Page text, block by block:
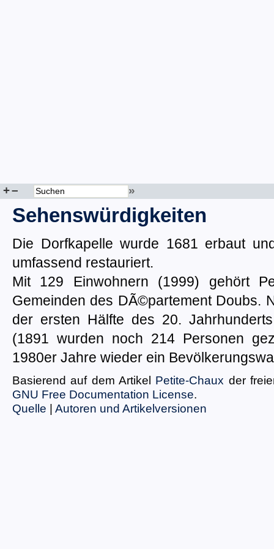
+– »
Sehenswürdigkeiten
Die Dorfkapelle wurde 1681 erbaut
umfassend restauriert.
Mit 129 Einwohnern (1999) gehört
Gemeinden des DÃ©partement Doubs.
der ersten Hälfte des 20.
(1891 wurden noch 214 Personen
1980er Jahre wieder ein
Basierend auf dem Artikel Petite-Chaux der
GNU Free Documentation License.
Quelle | Autoren und Artikelversionen